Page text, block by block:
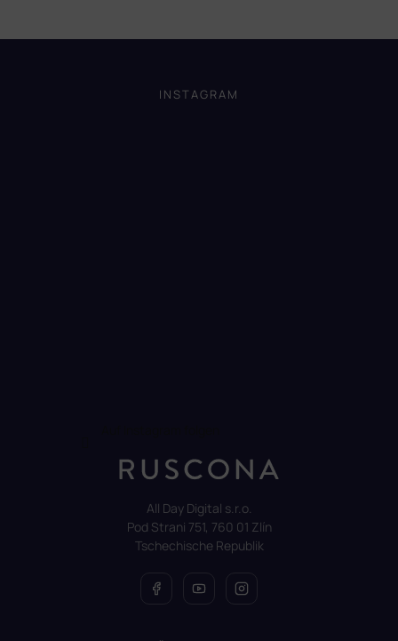
INSTAGRAM
All Day Digital s.r.o.
Pod Strani 751, 760 01 Zlín
Tschechische Republik